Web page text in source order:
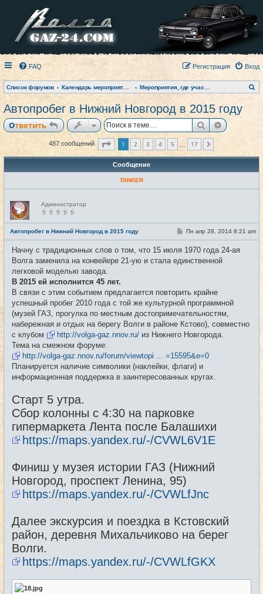
FAQ Вход
Регистрация
Список форумов
о
Автопробег в Нижний Новгород в 2015 году
Ответить Поиск
487 сообщений Страница из
1 2 3 4 5 17
Сообщение
TANKER
Н
е
в
с
е
т
и
Администратор
Автопробег в Нижний Новгород в 2015 году #1
С
б
щ
Пн апр 28, 2014 8:21 am
Начну с традиционных слов о том, что 15 июля 1970 года 24-ая
Волга заменила на конвейере 21-ую и стала единственной
легковой моделью завода.
В 2015 ей исполнится 45 лет.
В связи с этим событием предлагается повторить крайне
успешный пробег 2010 года с той же культурной программной
(музей ГАЗ, прогулка по местным достопримечательностям,
набережная и отдых на берегу Волги в районе Кстово), совместно
с клубом
http://volga-gaz.nnov.ru/ из Нижнего Новгорода.
Тема на смежном форуме:
http://volga-gaz.nnov.ru/forum/viewtopi ... =15595&e=0
Планируется наличие символики (наклейки, флаги) и
информационная поддержка в заинтересованных кругах.
Старт 5 утра.
Сбор колонны с 4:30 на парковке
гипермаркета Лента после Балашихи
https://maps.yandex.ru/-/CVWL6V1E
Финиш у музея истории ГАЗ (Нижний
Новгород, проспект Ленина, 95)
https://maps.yandex.ru/-/CVWLfJnc
Далее экскурсия и поездка в Кстовский
район, деревня Михальчиково на берег
Волги.
https://maps.yandex.ru/-/CVWLfGKX